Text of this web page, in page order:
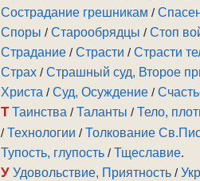
Сострадание грешникам /
Споры /Старообрядцы /Стоп
Страдание /Страсти /Страсти
Страх /Страшный суд, Второе
Христа /Суд, Осуждение /
Т Таинства /Таланты /Тело,
/Технологии /Толкование
Тупость, глупость /Тщеславие.
У Удовольствие, Приятность /